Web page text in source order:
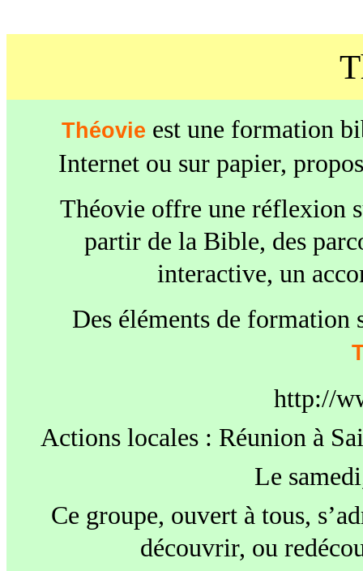
Théovie est une formation
Internet ou sur papier,
Théovie offre une réflexion
partir de la Bible, des
interactive, un
Des éléments de
http://
Actions locales : Réunion à
Le
Ce groupe, ouvert à tous,
découvrir, ou